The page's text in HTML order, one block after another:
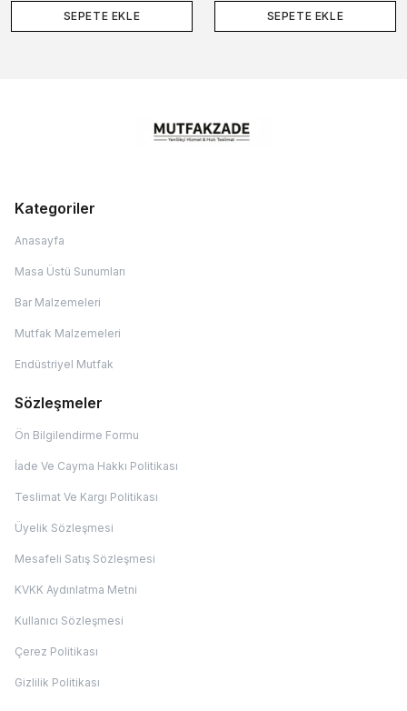
SEPETE EKLE SEPETE EKLE
Kategoriler
Anasayfa
Masa Üstü Sunumları
Bar Malzemeleri
Mutfak Malzemeleri
Endüstriyel Mutfak
Sözleşmeler
Ön Bilgilendirme Formu
İade Ve Cayma Hakkı Politikası
Teslimat Ve Kargı Politikası
Üyelik Sözleşmesi
Mesafeli Satış Sözleşmesi
KVKK Aydınlatma Metni
Kullanıcı Sözleşmesi
Çerez Politikası
Gizlilik Politikası